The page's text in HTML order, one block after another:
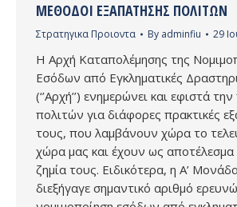
MΈΘΟΔΟΙ ΕΞΑΠΆΤΗΣΗΣ ΠΟΛΙΤΏΝ
Στρατηγικα Προιοντα By adminfiu 29
Η Αρχή Καταπολέμησης της
Εσόδων από Εγκληματικές
(‘’Αρχή’’) ενημερώνει και εφιστά
πολιτών για διάφορες πρακτικές
τους, που λαμβάνουν χώρα το
χώρα μας και έχουν ως αποτέλεσμα
ζημία τους. Ειδικότερα, η Α’ Μονάδα
διεξήγαγε σημαντικό αριθμό